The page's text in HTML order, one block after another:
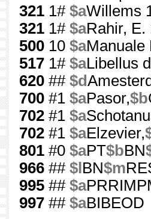
321 1# $aWillems
321 1# $aRahir, E.
500 10 $aManuale
517 1# $aLibellus
620 ## $d
700 #1 $aPasor,$b
702 #1 $a
702 #1 $aElzevier,
801 #0 $aPT$bBN
966 ## $l BN$m
995 ## $a
997 ## $aBIBEOD